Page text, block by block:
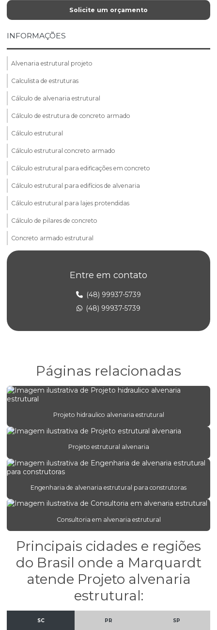
Solicite um orçamento
INFORMAÇÕES
Alvenaria estrutural projeto
Calculista de estruturas
Cálculo de alvenaria estrutural
Cálculo de estrutura de concreto armado
Cálculo estrutural
Cálculo estrutural concreto armado
Cálculo estrutural para edificações em concreto
Cálculo estrutural para edifícios de alvenaria
Cálculo estrutural para lajes protendidas
Cálculo de pilares de concreto
Concreto armado estrutural
Elaboração de projeto estrutural
Empresa de projeto concreto protendido
Empresa de projeto estrutural
Engenharia de concreto armado para empresas
Engenharia estrutural para edifícios comerciais
Engenharia estrutural para obras comerciais
Engenharia de estruturas protendidas
Engenheiro estrutural
Escritório de projeto estrutural
Orçamento de projeto estrutural
Orçamento projeto hidráulico
Projeto bloco estrutural
Projeto concreto armado em santa catarina
Projeto de concreto protendido
Entre em contato
(48) 99937-5739
(48) 99937-5739
Páginas relacionadas
Projeto hidraulico alvenaria estrutural
Projeto estrutural alvenaria
Engenharia de alvenaria estrutural para construtoras
Consultoria em alvenaria estrutural
Principais cidades e regiões
do Brasil onde a Marquardt
atende Projeto alvenaria
estrutural:
SC PR SP